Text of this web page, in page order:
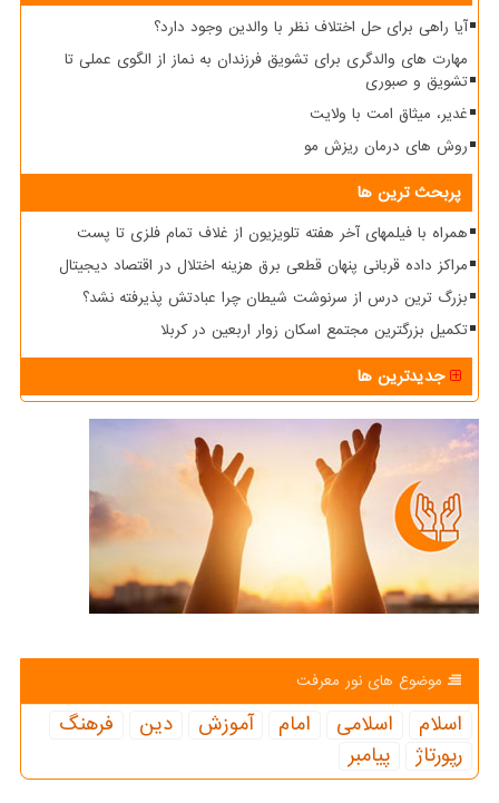
آیا راهی برای حل اختلاف نظر با والدین وجود دارد؟
مهارت های والدگری برای تشویق فرزندان به نماز از الگوی عملی تا
تشویق و صبوری
غدیر، میثاق امت با ولایت
روش های درمان ریزش مو
پربحث ترین ها
همراه با فیلمهای آخر هفته تلویزیون از غلاف تمام فلزی تا پست
مراکز داده قربانی پنهان قطعی برق هزینه اختلال در اقتصاد دیجیتال
بزرگ ترین درس از سرنوشت شیطان چرا عبادتش پذیرفته نشد؟
تکمیل بزرگترین مجتمع اسکان زوار اربعین در کربلا
جدیدترین ها
موضوع های نور معرفت
اسلام اسلامی امام آموزش دین
فرهنگ
رپورتاژ
پیامبر